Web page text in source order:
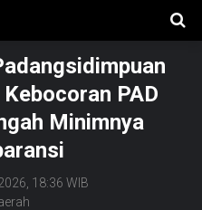
PAD
Minimnya
18:36 WIB